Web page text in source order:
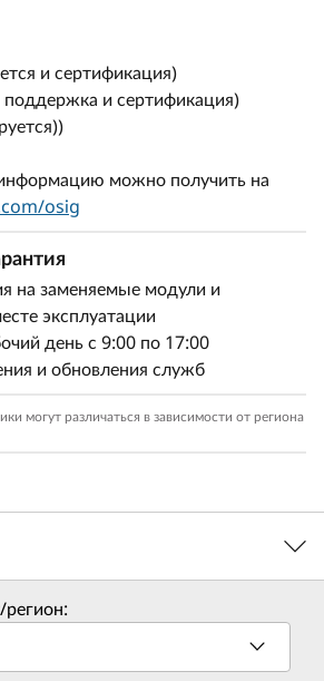
и сертификация)
и сертификация)
можно получить на
osig
на заменяемые модули и
эксплуатации
день с 9:00 по 17:00
и обновления служб
могут различаться в зависимости от региона
стратегию для своего